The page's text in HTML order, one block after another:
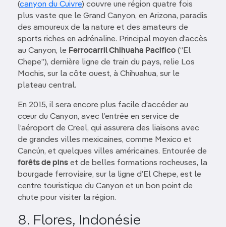
(canyon du Cuivre) couvre une région quatre fois
plus vaste que le Grand Canyon, en Arizona, paradis
des amoureux de la nature et des amateurs de
sports riches en adrénaline. Principal moyen d’accès
au Canyon, le Ferrocarril Chihuaha Pacifico (“El
Chepe”), dernière ligne de train du pays, relie Los
Mochis, sur la côte ouest, à Chihuahua, sur le
plateau central.
En 2015, il sera encore plus facile d’accéder au
cœur du Canyon, avec l’entrée en service de
l’aéroport de Creel, qui assurera des liaisons avec
de grandes villes mexicaines, comme Mexico et
Cancún, et quelques villes américaines. Entourée de
forêts de pins et de belles formations rocheuses, la
bourgade ferroviaire, sur la ligne d’El Chepe, est le
centre touristique du Canyon et un bon point de
chute pour visiter la région.
8. Flores, Indonésie